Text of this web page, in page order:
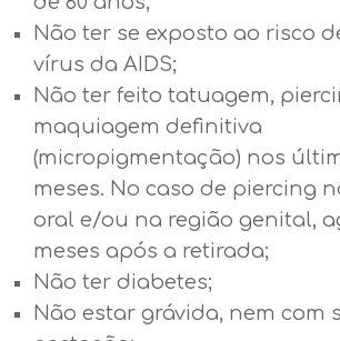
Não ter se exposto ao risco
vírus da AIDS;
Não ter feito tatuagem,
maquiagem definitiva
(micropigmentação) nos
meses. No caso de piercing
oral e/ou na região genital,
meses após a retirada;
Não ter diabetes;
Não estar grávida, nem com